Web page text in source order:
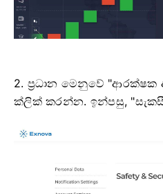
2. ප්‍රධාන මෙනුවේ "ආරක්ෂක
ක්ලික් කරන්න. ඉන්පසු,